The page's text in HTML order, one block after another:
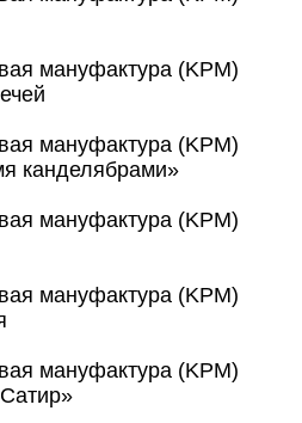
мануфактура (KPM)
мануфактура (KPM)
канделябрами»
мануфактура (KPM)
мануфактура (KPM)
мануфактура (KPM)